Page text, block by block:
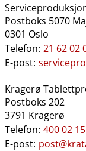
Postboks 5070
0301 Oslo
Telefon: 21 62 02
E-post:
Kragerø
Postboks 202
3791 Kragerø
Telefon: 400 02
E-post: